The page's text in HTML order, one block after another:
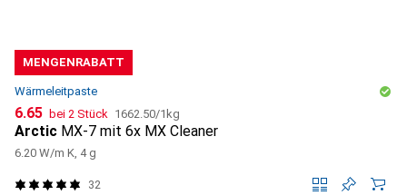
MENGENRABATT
Wärmeleitpaste
CHF
6.65 bei 2 Stück CHF
1662.50/1kg
Arctic MX-7 mit 6x MX Cleaner
6.20 W/m K, 4 g
32